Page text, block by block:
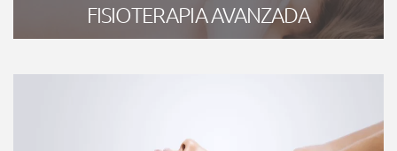
FISIOTERAPIA AVANZADA